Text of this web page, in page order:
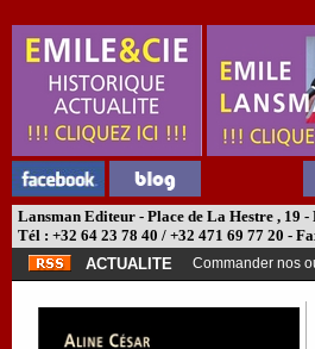
Lansman Editeur - Place de La Hestre , 19 -
Tél : +32 64 23 78 40 / +32 471 69 77 20 -
ACTUALITE
Commander nos